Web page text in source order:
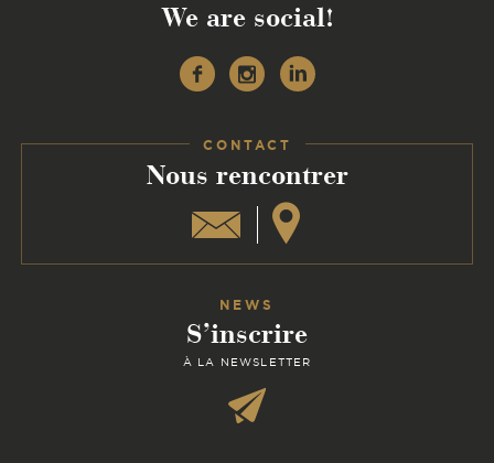
We are social!
CONTACT
Nous rencontrer
NEWS
S’inscrire
À LA NEWSLETTER